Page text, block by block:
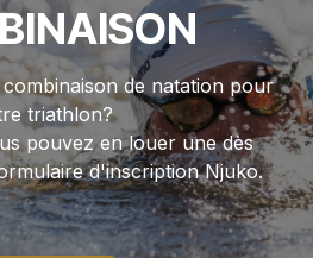
de natation pour
triathlon?
pouvez en louer une dès
d'inscription Njuko.